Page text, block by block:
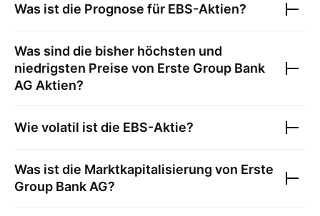
Was ist die Prognose für EBS-Aktien?
Was sind die bisher höchsten und
niedrigsten Preise von Erste Group Bank
AG Aktien?
Wie volatil ist die EBS-Aktie?
Was ist die Marktkapitalisierung von Erste
Group Bank AG?